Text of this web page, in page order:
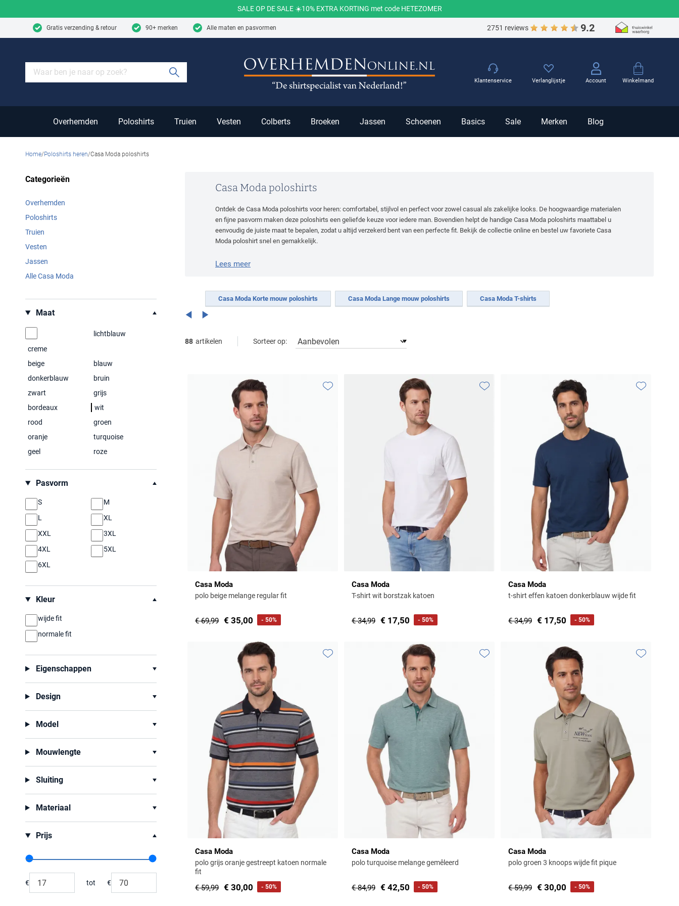
SALE OP DE SALE ☀️10% EXTRA KORTING met code HETEZOMER
Gratis verzending & retour 90+ merken Alle maten en pasvormen 2751 reviews 9.2
Winkelmand
Overhemden Poloshirts Truien Vesten Colberts Broeken Jassen Schoenen Basics Sale Merken Blog
Klantenservice Verlanglijstje Account
Home Poloshirts heren Casa Moda poloshirts
Casa Moda poloshirts
Ontdek de Casa Moda poloshirts voor heren: comfortabel, stijlvol en perfect voor zowel casual als zakelijke looks. De hoogwaardige materialen
en fijne pasvorm maken deze poloshirts een geliefde keuze voor iedere man. Bovendien helpt de handige Casa Moda poloshirts maattabel u
eenvoudig de juiste maat te bepalen, zodat u altijd verzekerd bent van een perfecte fit. Bekijk de collectie online en bestel uw favoriete Casa
Moda poloshirt snel en gemakkelijk.
Lees meer
Casa Moda Korte mouw poloshirts Casa Moda Lange mouw poloshirts Casa Moda T-shirts
Categorieën
Overhemden
Poloshirts
Truien
Vesten
Jassen
Alle Casa Moda
Maat
creme
lichtblauw
beige
blauw
donkerblauw
bruin
zwart
grijs
bordeaux
wit
rood
groen
oranje
turquoise
geel
roze
Pasvorm
S
M
L
XL
XXL
3XL
4XL
5XL
6XL
Kleur
wijde fit
normale fit
Eigenschappen
Design
Model
Mouwlengte
Sluiting
Materiaal
Prijs
Range slider min value
Range slider max value
€
tot
€
88 artikelen Sorteer op:
Casa Moda
polo beige melange regular fit
€ 69,99 € 35,00 - 50%
Toevoegen aan favorieten
Casa Moda
T-shirt wit borstzak katoen
€ 34,99 € 17,50 - 50%
Toevoegen aan favorieten
Casa Moda
t-shirt effen katoen donkerblauw wijde fit
€ 34,99 € 17,50 - 50%
Casa Moda
polo grijs oranje gestreept katoen normale
fit
€ 59,99 € 30,00 - 50%
Toevoegen aan favorieten
Casa Moda
polo turquoise melange gemêleerd
€ 84,99 € 42,50 - 50%
Toevoegen aan favorieten
Casa Moda
polo groen 3 knoops wijde fit pique
€ 59,99 € 30,00 - 50%